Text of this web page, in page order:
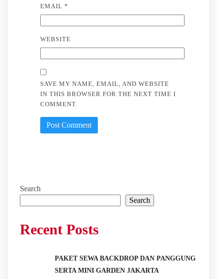
EMAIL *
WEBSITE
SAVE MY NAME, EMAIL, AND WEBSITE
IN THIS BROWSER FOR THE NEXT TIME I
COMMENT.
Search
Search
Recent Posts
PAKET SEWA BACKDROP DAN PANGGUNG
SERTA MINI GARDEN JAKARTA